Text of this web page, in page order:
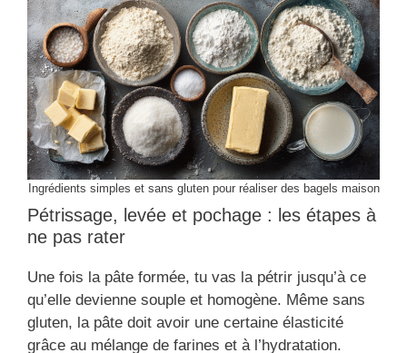
Ingrédients simples et sans gluten pour réaliser des bagels maison
Pétrissage, levée et pochage : les étapes à
ne pas rater
Une fois la pâte formée, tu vas la pétrir jusqu’à ce
qu’elle devienne souple et homogène. Même sans
gluten, la pâte doit avoir une certaine élasticité
grâce au mélange de farines et à l’hydratation.